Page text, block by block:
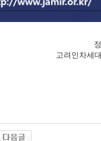
고려인차세